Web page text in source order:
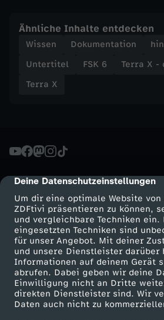
cmp-dialog-description
Deine Datenschutzeinstellungen
Um dir eine optimale Website von
ZDFtivi präsentieren zu können,
und vergleichbare Techniken ein.
eingesetzten Techniken sind
für unser Angebot. Mit deiner
und unsere Dienstleister darüber
Informationen auf deinem Gerät
abrufen. Dabei geben wir deine
Einwilligung nicht an Dritte
direkten Dienstleister sind. Wir
Daten auch nicht zu
n
i
Ähnliche Inhalte entdecken
Wissen Dokumentation
Untertitel
FSK 6
Terra X -
Terra X
Mehr ZDF
ZDF-Apps
Smart TV
ZDFtext
Service
Tickets